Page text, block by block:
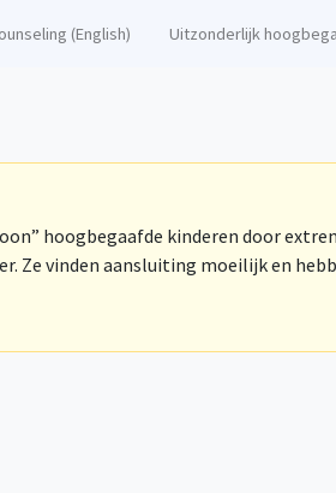
(English) Uitzonderlijk
hoogbegaafde kinderen door
Ze vinden aansluiting moeilijk en